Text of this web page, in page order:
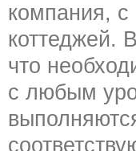
компания,
коттеджей.
что
с любым